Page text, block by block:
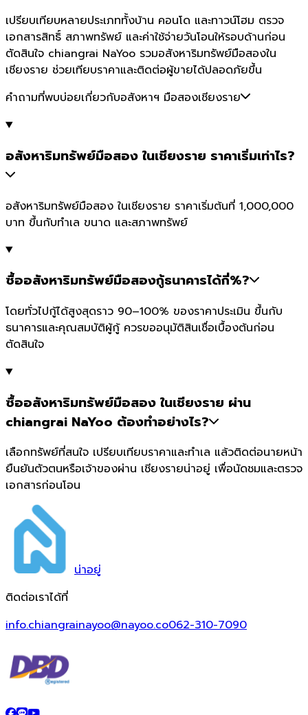
เปรียบเทียบหลายประเภททั้งบ้าน คอนโด และทาวน์โฮม ตรวจ
เอกสารสิทธิ์ สภาพทรัพย์ และค่าใช้จ่ายวันโอนให้รอบด้านก่อน
ตัดสินใจ chiangrai NaYoo รวมอสังหาริมทรัพย์มือสองใน
เชียงราย ช่วยเทียบราคาและติดต่อผู้ขายได้ปลอดภัยขึ้น
คำถามที่พบบ่อยเกี่ยวกับอสังหาฯ มือสองเชียงราย
อสังหาริมทรัพย์มือสอง ในเชียงราย ราคาเริ่มเท่าไร?
อสังหาริมทรัพย์มือสอง ในเชียงราย ราคาเริ่มต้นที่ 1,000,000
บาท ขึ้นกับทำเล ขนาด และสภาพทรัพย์
ซื้ออสังหาริมทรัพย์มือสองกู้ธนาคารได้กี่%?
โดยทั่วไปกู้ได้สูงสุดราว 90–100% ของราคาประเมิน ขึ้นกับ
ธนาคารและคุณสมบัติผู้กู้ ควรขออนุมัติสินเชื่อเบื้องต้นก่อน
ตัดสินใจ
ซื้ออสังหาริมทรัพย์มือสอง ในเชียงราย ผ่าน
chiangrai NaYoo ต้องทำอย่างไร?
เลือกทรัพย์ที่สนใจ เปรียบเทียบราคาและทำเล แล้วติดต่อนายหน้า
ยืนยันตัวตนหรือเจ้าของผ่าน เชียงรายน่าอยู่ เพื่อนัดชมและตรวจ
เอกสารก่อนโอน
น่าอยู่
ติดต่อเราได้ที่
info.chiangrainayoo@nayoo.co062-310-7090